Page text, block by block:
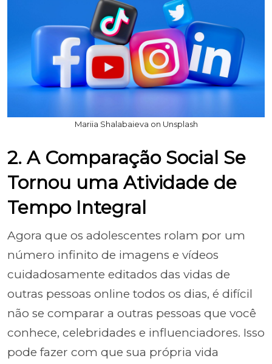
Mariia Shalabaieva on Unsplash
2. A Comparação Social Se
Tornou uma Atividade de
Tempo Integral
Agora que os adolescentes rolam por um
número infinito de imagens e vídeos
cuidadosamente editados das vidas de
outras pessoas online todos os dias, é difícil
não se comparar a outras pessoas que você
conhece, celebridades e influenciadores. Isso
pode fazer com que sua própria vida